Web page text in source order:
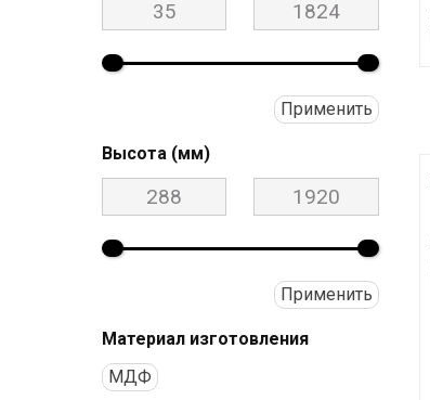
Применить
Высота (мм)
Применить
Материал изготовления
МДФ